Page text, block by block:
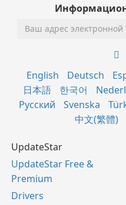
English Deutsch
日本語
한국어
Русский
Svenska
中文(繁體)
UpdateStar
UpdateStar Free &
Premium
Drivers